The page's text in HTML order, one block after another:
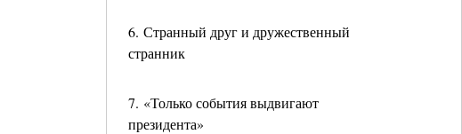
6. Странный друг и дружественный
странник
7. «Только события выдвигают
президента»